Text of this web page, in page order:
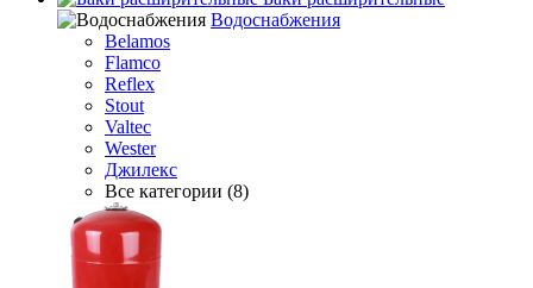
Водоснабжения
Belamos
Flamco
Reflex
Stout
Valtec
Wester
Джилекс
Все категории (8)